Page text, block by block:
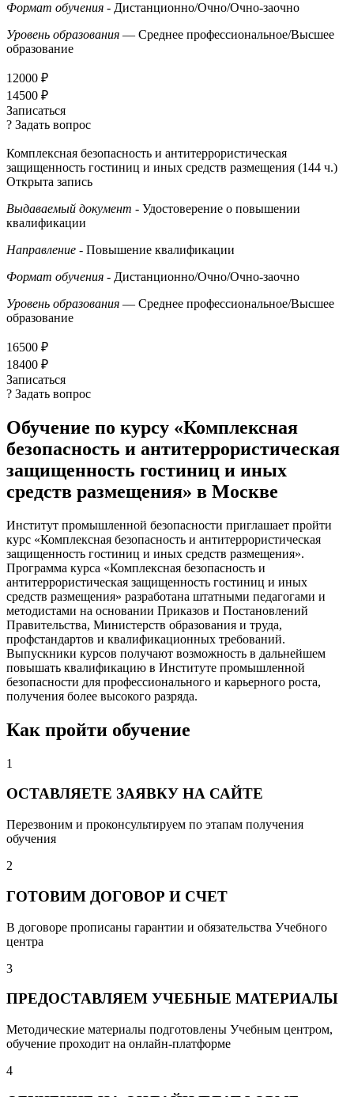
Формат обучения - Дистанционно/Очно/Очно-заочно
Уровень образования — Среднее профессиональное/Высшее
образование
12000 ₽
14500 ₽
Записаться
? Задать вопрос
Комплексная безопасность и антитеррористическая
защищенность гостиниц и иных средств размещения (144 ч.)
Открыта запись
Выдаваемый документ - Удостоверение о повышении
квалификации
Направление - Повышение квалификации
Формат обучения - Дистанционно/Очно/Очно-заочно
Уровень образования — Среднее профессиональное/Высшее
образование
16500 ₽
18400 ₽
Записаться
? Задать вопрос
Обучение по курсу «Комплексная
безопасность и антитеррористическая
защищенность гостиниц и иных
средств размещения» в Москве
Институт промышленной безопасности приглашает пройти
курс «Комплексная безопасность и антитеррористическая
защищенность гостиниц и иных средств размещения».
Программа курса «Комплексная безопасность и
антитеррористическая защищенность гостиниц и иных
средств размещения» разработана штатными педагогами и
методистами на основании Приказов и Постановлений
Правительства, Министерств образования и труда,
профстандартов и квалификационных требований.
Выпускники курсов получают возможность в дальнейшем
повышать квалификацию в Институте промышленной
безопасности для профессионального и карьерного роста,
получения более высокого разряда.
Как пройти обучение
1
ОСТАВЛЯЕТЕ ЗАЯВКУ НА САЙТЕ
Перезвоним и проконсультируем по этапам получения
обучения
2
ГОТОВИМ ДОГОВОР И СЧЕТ
В договоре прописаны гарантии и обязательства Учебного
центра
3
ПРЕДОСТАВЛЯЕМ УЧЕБНЫЕ МАТЕРИАЛЫ
Методические материалы подготовлены Учебным центром,
обучение проходит на онлайн-платформе
4